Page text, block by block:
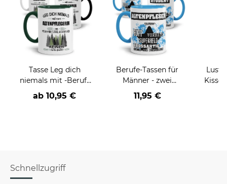
Tasse Leg dich
niemals mit -Beruf-
an
ab 10,95 €
Berufe-Tassen für
Männer - zwei
Farbvarianten
11,95 €
Kissen -
Schnellzugriff